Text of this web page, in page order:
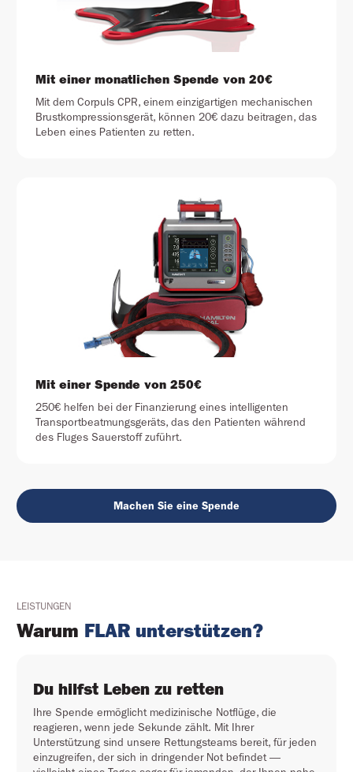
Mit einer monatlichen Spende von 20€
Mit dem Corpuls CPR, einem einzigartigen mechanischen
Brustkompressionsgerät, können 20€ dazu beitragen, das
Leben eines Patienten zu retten.
Mit einer Spende von 250€
250€ helfen bei der Finanzierung eines intelligenten
Transportbeatmungsgeräts, das den Patienten während
des Fluges Sauerstoff zuführt.
Machen Sie eine Spende
LEISTUNGEN
Warum FLAR unterstützen?
Du hilfst Leben zu retten
Ihre Spende ermöglicht medizinische Notflüge, die
reagieren, wenn jede Sekunde zählt. Mit Ihrer
Unterstützung sind unsere Rettungsteams bereit, für jeden
einzugreifen, der sich in dringender Not befindet —